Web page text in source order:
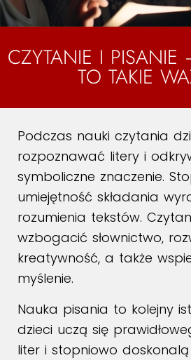
CZYTANIE I
TO TAKIE
Podczas nauki czytania
rozpoznawać litery i
symboliczne znaczenie.
umiejętność składania
rozumienia tekstów.
wzbogacić słownictwo,
kreatywność, a także
myślenie.
Nauka pisania to kolejny
dzieci uczą się
liter i stopniowo